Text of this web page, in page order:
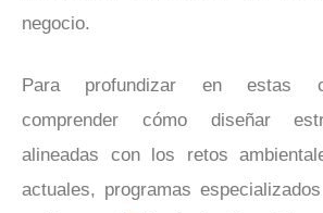
negocio.
Para profundizar en estas
comprender cómo diseñar
alineadas con los retos
actuales, programas